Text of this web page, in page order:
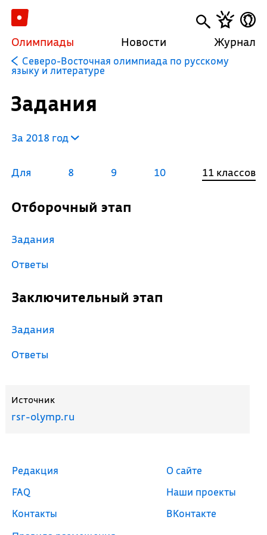
Олимпиады Новости Журнал
Северо-Восточная олимпиада по русскому
языку и литературе
Задания
За 2018 год
Для 8 9 10 11 классов
Отборочный этап
Задания
Ответы
Заключительный этап
Задания
Ответы
Источник
rsr-olymp.ru
Редакция
FAQ
Контакты
О сайте
Наши проекты
ВКонтакте